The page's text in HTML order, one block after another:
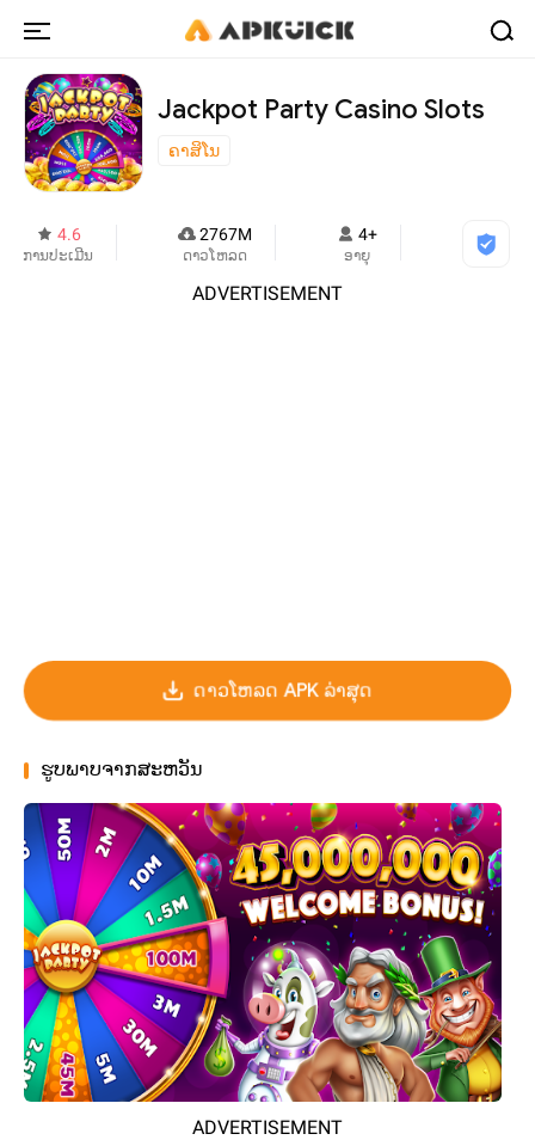
Jackpot Party Casino Slots
ຄາສິໂນ
4.6
ການປະເມີນ
2767M
ດາວໂຫລດ
4+
ອາຍຸ
ADVERTISEMENT
ດາວໂຫລດ APK ລ່າສຸດ
ຮູບພາບຈາກສະຫວັນ
ADVERTISEMENT